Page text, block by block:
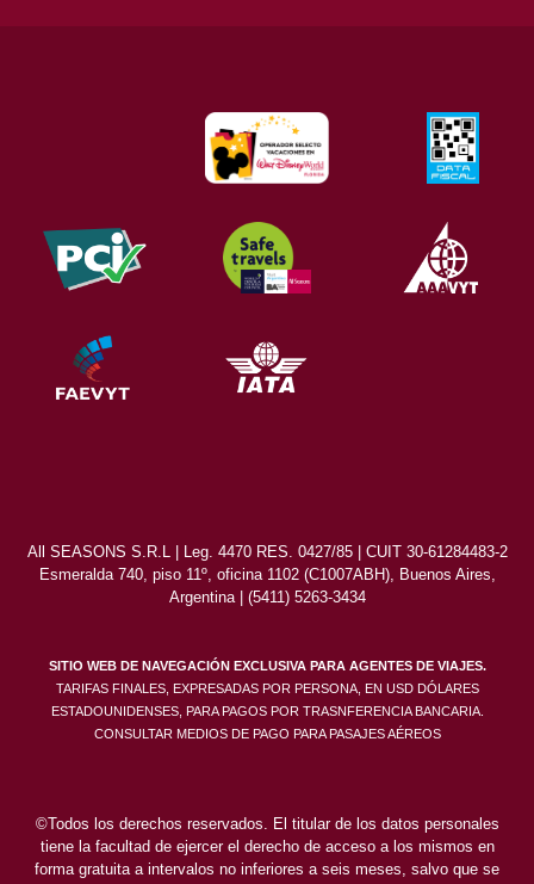
All SEASONS S.R.L | Leg. 4470 RES. 0427/85 | CUIT 30-61284483-2
Esmeralda 740, piso 11º, oficina 1102 (C1007ABH), Buenos Aires,
Argentina | (5411) 5263-3434
SITIO WEB DE NAVEGACIÓN EXCLUSIVA PARA AGENTES DE VIAJES.
TARIFAS FINALES, EXPRESADAS POR PERSONA, EN USD DÓLARES
ESTADOUNIDENSES, PARA PAGOS POR TRASNFERENCIA BANCARIA.
CONSULTAR MEDIOS DE PAGO PARA PASAJES AÉREOS
©Todos los derechos reservados. El titular de los datos personales
tiene la facultad de ejercer el derecho de acceso a los mismos en
forma gratuita a intervalos no inferiores a seis meses, salvo que se